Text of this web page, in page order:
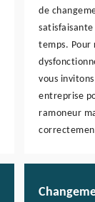
de
temps. Pour
vous
entreprise
ramoneur